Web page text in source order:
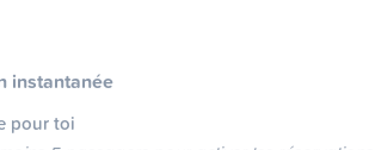
instantanée
pour toi